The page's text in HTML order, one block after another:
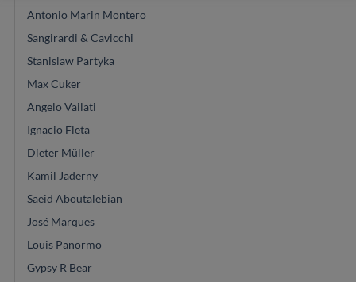
Antonio Marin Montero
Sangirardi & Cavicchi
Stanislaw Partyka
Max Cuker
Angelo Vailati
Ignacio Fleta
Dieter Müller
Kamil Jaderny
Saeid Aboutalebian
José Marques
Louis Panormo
Gypsy R Bear